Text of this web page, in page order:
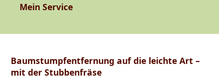
Mein Service
Baumstumpfentfernung auf die leichte Art –
mit der Stubbenfräse